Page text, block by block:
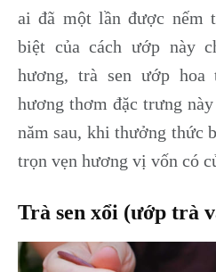
ai đã một lần được nếm
biệt của cách ướp này
hương, trà sen ướp
hương thơm đặc trưng
năm sau, khi thưởng thức
trọn vẹn hương vị vốn có
Trà sen xổi (ướp trà